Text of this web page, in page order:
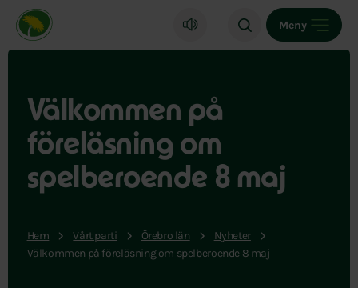
Miljöpartiet de gröna, startsida
Meny
Välkommen på
föreläsning om
spelberoende 8 maj
Hem Vårt parti Örebro län
Nyheter
Välkommen på föreläsning om spelberoende 8 maj